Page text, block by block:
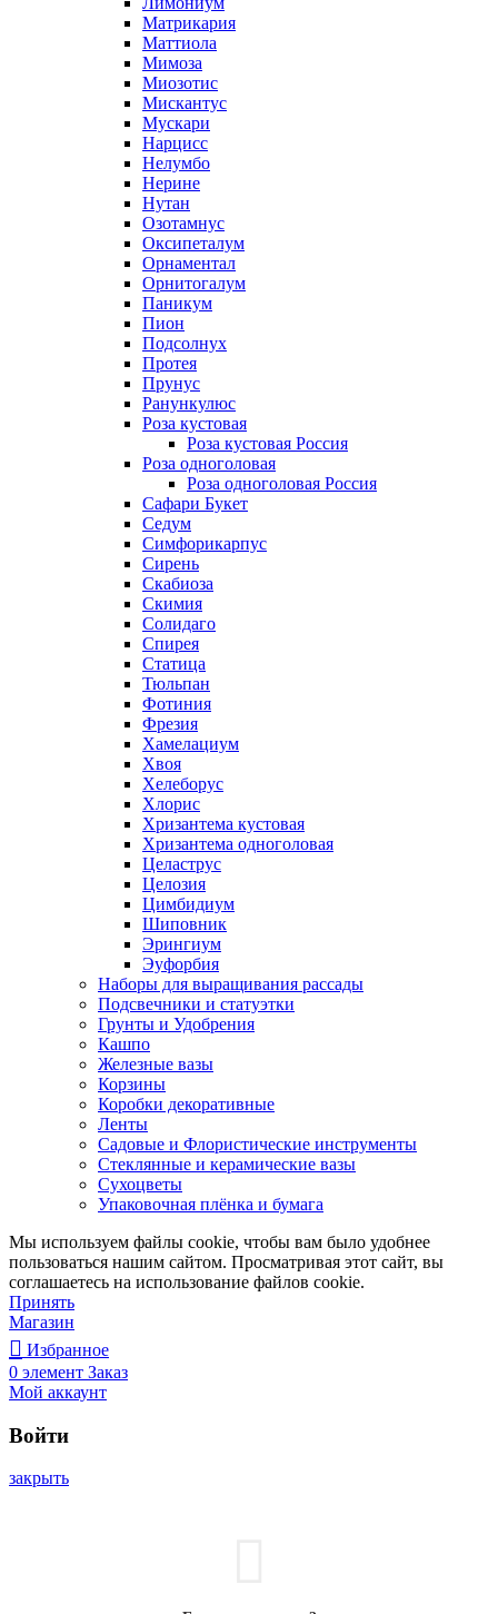
Матрикария
Маттиола
Мимоза
Миозотис
Мискантус
Мускари
Нарцисс
Нелумбо
Нерине
Нутан
Озотамнус
Оксипеталум
Орнаментал
Орнитогалум
Паникум
Пион
Подсолнух
Протея
Прунус
Ранункулюс
Роза кустовая
Роза кустовая Россия
Роза одноголовая
Роза одноголовая Россия
Сафари Букет
Седум
Симфорикарпус
Сирень
Скабиоза
Скимия
Солидаго
Спирея
Статица
Тюльпан
Фотиния
Фрезия
Хамелациум
Хвоя
Хелеборус
Хлорис
Хризантема кустовая
Хризантема одноголовая
Целаструс
Целозия
Цимбидиум
Шиповник
Эрингиум
Эуфорбия
Наборы для выращивания рассады
Подсвечники и статуэтки
Грунты и Удобрения
Кашпо
Железные вазы
Корзины
Коробки декоративные
Ленты
Садовые и Флористические инструменты
Стеклянные и керамические вазы
Сухоцветы
Упаковочная плёнка и бумага
Мы используем файлы cookie, чтобы вам было удобнее
пользоваться нашим сайтом. Просматривая этот сайт, вы
соглашаетесь на использование файлов cookie.
Принять
Магазин
Избранное
0 элемент Заказ
Мой аккаунт
Войти
закрыть